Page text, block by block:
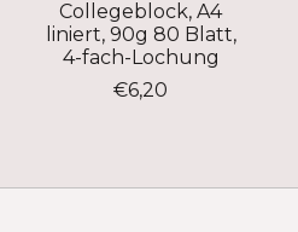
Collegeblock, A4
liniert, 90g 80 Blatt,
4-fach-Lochung
€6,20